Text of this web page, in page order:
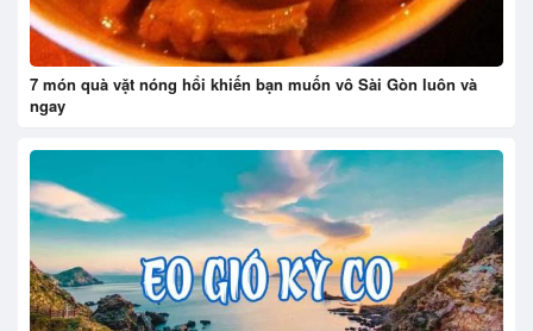
7 món quà vặt nóng hổi khiến bạn muốn vô Sài Gòn luôn và
ngay